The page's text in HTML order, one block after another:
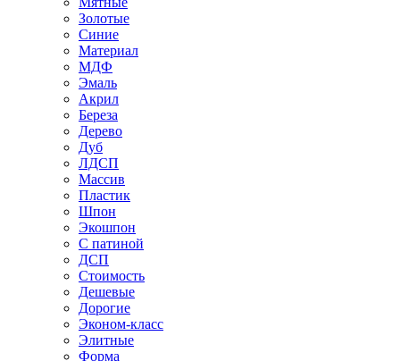
Золотые
Синие
Материал
МДФ
Эмаль
Акрил
Береза
Дерево
Дуб
ЛДСП
Массив
Пластик
Шпон
Экошпон
С патиной
ДСП
Стоимость
Дешевые
Дорогие
Эконом-класс
Элитные
Форма